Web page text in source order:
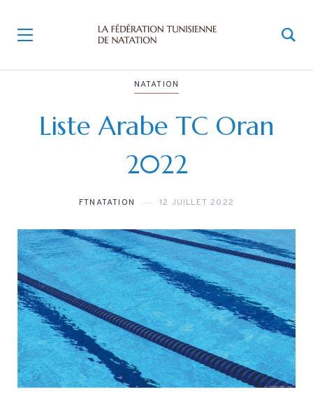
NATATION
Liste Arabe TC Oran
2022
FTNATATION 12 JUILLET 2022